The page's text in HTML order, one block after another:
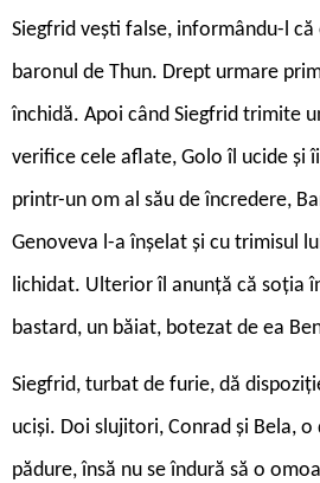
Siegfrid vești false, informându-l
baronul de Thun. Drept urmare
închidă. Apoi când Siegfrid trimite
verifice cele aflate, Golo îl ucide și
printr-un om al său de încredere,
Genoveva l-a înșelat și cu trimisul
lichidat. Ulterior îl anunță că soția
bastard, un băiat, botezat de ea
Siegfrid, turbat de furie, dă
uciși. Doi slujitori, Conrad și Bela, o
pădure, însă nu se îndură să o